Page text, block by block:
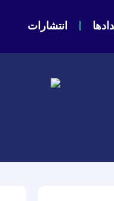
انتشارات